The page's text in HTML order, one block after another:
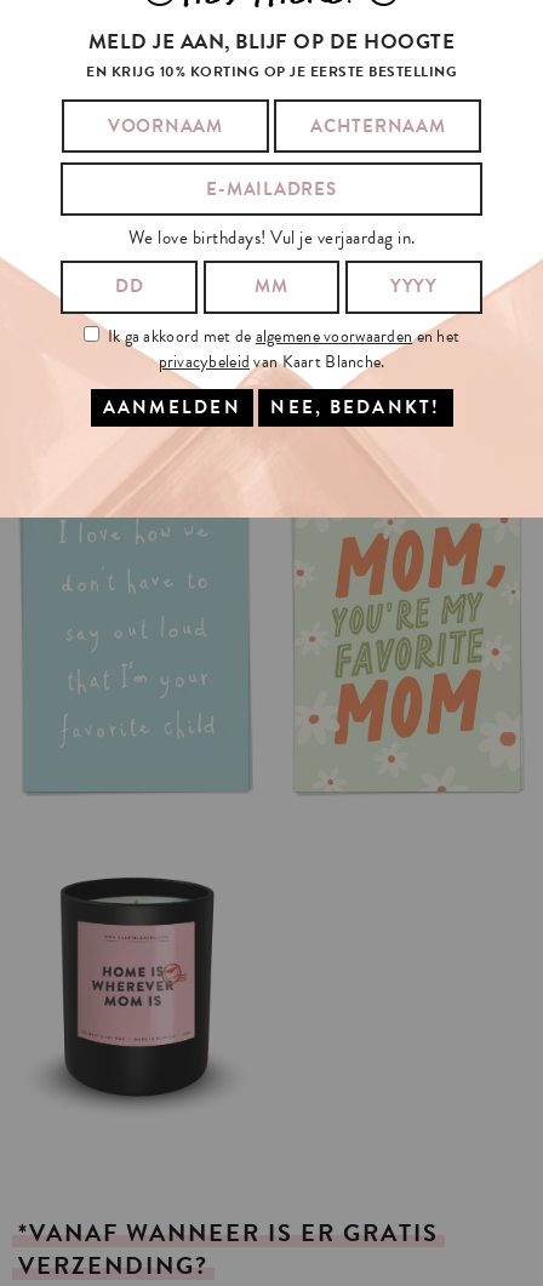
*VANAF WANNEER IS ER GRATIS
VERZENDING?
MELD JE AAN, BLIJF OP DE HOOGTE
EN KRIJG 10% KORTING OP JE EERSTE BESTELLING
We love birthdays! Vul je verjaardag in.
Ik ga akkoord met dealgemene voorwaardenen het
privacybeleidvan Kaart Blanche.